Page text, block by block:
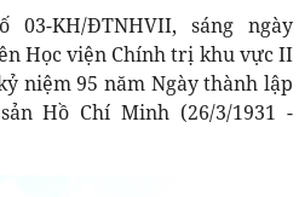
KH/ĐTNHVII, sáng ngày
Học viện Chính trị khu vực II
niệm 95 năm Ngày thành lập
Hồ Chí Minh (26/3/1931 -